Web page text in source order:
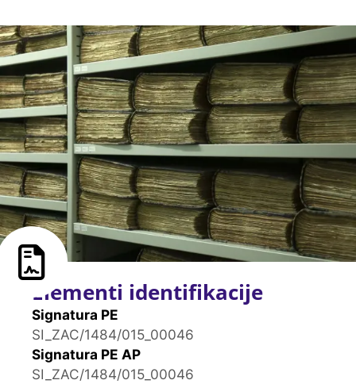
Elementi identifikacije
Signatura PE
SI_ZAC/1484/015_00046
Signatura PE AP
SI_ZAC/1484/015_00046